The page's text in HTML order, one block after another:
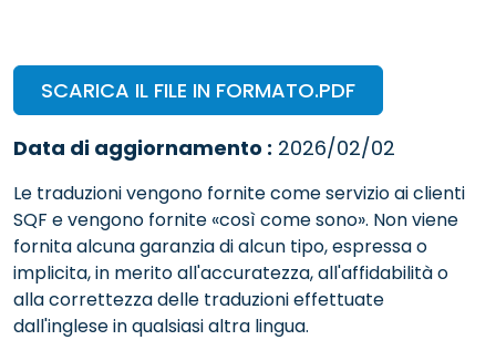
SCARICA IL FILE IN FORMATO.PDF
Data di aggiornamento : 2026/02/02
Le traduzioni vengono fornite come servizio ai clienti
SQF e vengono fornite «così come sono». Non viene
fornita alcuna garanzia di alcun tipo, espressa o
implicita, in merito all'accuratezza, all'affidabilità o
alla correttezza delle traduzioni effettuate
dall'inglese in qualsiasi altra lingua.